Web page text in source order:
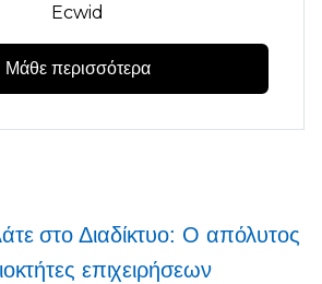
Ecwid
Μάθε περισσότερα
στο Διαδίκτυο: Ο απόλυτος
επιχειρήσεων